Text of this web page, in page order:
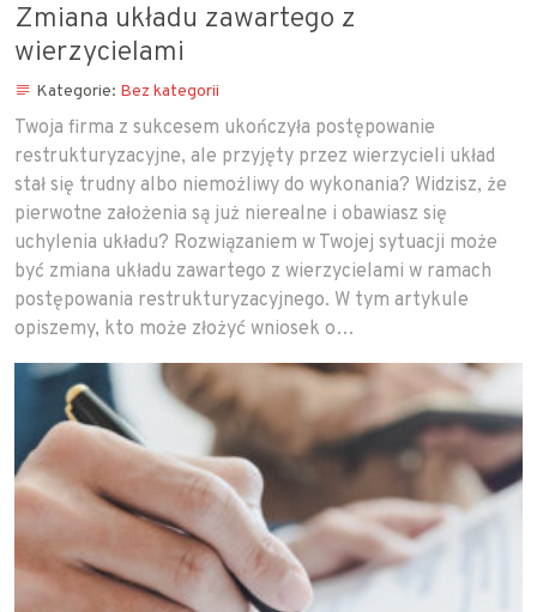
Zmiana układu zawartego z
wierzycielami
Kategorie: Bez kategorii
Twoja firma z sukcesem ukończyła postępowanie
restrukturyzacyjne, ale przyjęty przez wierzycieli układ
stał się trudny albo niemożliwy do wykonania? Widzisz, że
pierwotne założenia są już nierealne i obawiasz się
uchylenia układu? Rozwiązaniem w Twojej sytuacji może
być zmiana układu zawartego z wierzycielami w ramach
postępowania restrukturyzacyjnego. W tym artykule
opiszemy, kto może złożyć wniosek o…